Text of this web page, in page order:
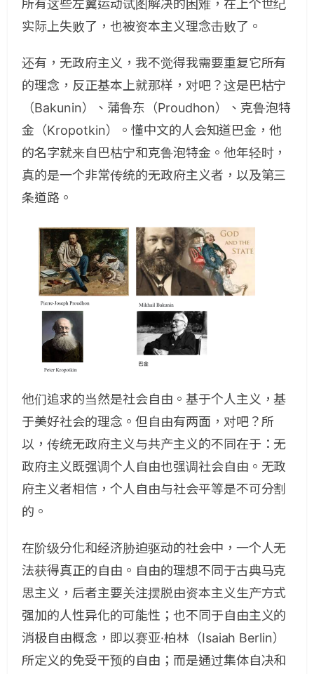
所有这些左翼运动试图解决的困难，在上个世纪
实际上失败了，也被资本主义理念击败了。
还有，无政府主义，我不觉得我需要重复它所有
的理念，反正基本上就那样，对吧？这是巴枯宁
（Bakunin）、蒲鲁东（Proudhon）、克鲁泡特
金（Kropotkin）。懂中文的人会知道巴金，他
的名字就来自巴枯宁和克鲁泡特金。他年轻时，
真的是一个非常传统的无政府主义者，以及第三
条道路。
他们追求的当然是社会自由。基于个人主义，基
于美好社会的理念。但自由有两面，对吧？所
以，传统无政府主义与共产主义的不同在于：无
政府主义既强调个人自由也强调社会自由。无政
府主义者相信，个人自由与社会平等是不可分割
的。
在阶级分化和经济胁迫驱动的社会中，一个人无
法获得真正的自由。自由的理想不同于古典马克
思主义，后者主要关注摆脱由资本主义生产方式
强加的人性异化的可能性；也不同于自由主义的
消极自由概念，即以赛亚·柏林（Isaiah Berlin）
所定义的免受干预的自由；而是通过集体自决和